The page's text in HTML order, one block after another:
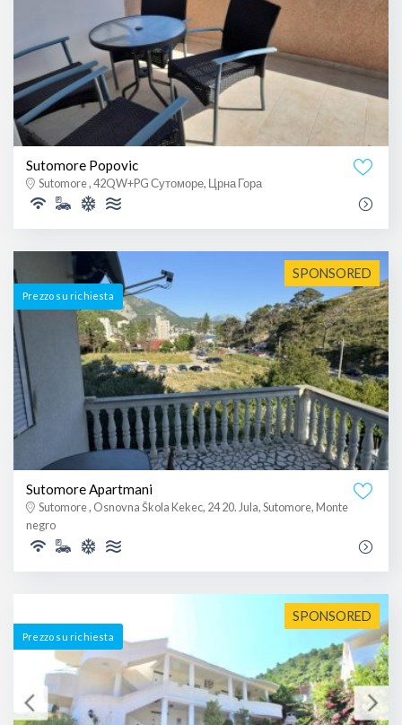
Sutomore Popovic
Sutomore , 42QW+PG Сутоморе, Црна Гора
SPONSORED
Prezzo su richiesta
Sutomore Apartmani
Sutomore , Osnovna Škola Kekec, 24 20. Jula, Sutomore, Monte
negro
SPONSORED
Prezzo su richiesta